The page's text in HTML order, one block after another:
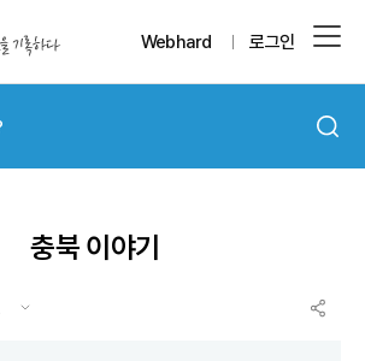
Webhard 로그인
충북 이야기